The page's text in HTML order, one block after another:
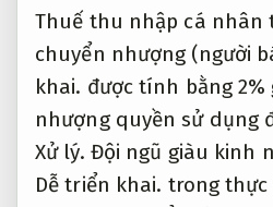
Thuế thu nhập cá nhân
chuyển nhượng (người
khai. được tính bằng
nhượng quyền sử dụng
Xử lý. Đội ngũ giàu kinh
Dễ triển khai. trong